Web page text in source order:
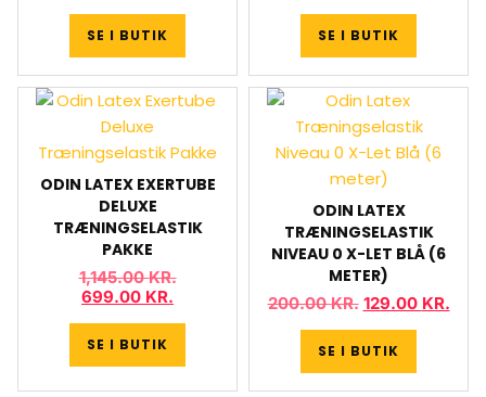
SE I BUTIK SE I BUTIK
ODIN LATEX EXERTUBE
DELUXE
TRÆNINGSELASTIK
PAKKE
1,145.00KR.
699.00 KR.
SE I BUTIK
ODIN LATEX
TRÆNINGSELASTIK
NIVEAU 0 X-LET BLÅ (6
METER)
200.00KR. 129.00 KR.
SE I BUTIK